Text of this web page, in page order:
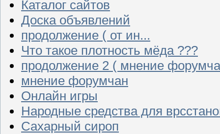
Каталог сайтов
Доска объявлений
продолжение ( от ин...
Что такое плотность мёда ???
продолжение 2 ( мнение
мнение форумчан
Онлайн игры
Народные средства для
Сахарный сироп